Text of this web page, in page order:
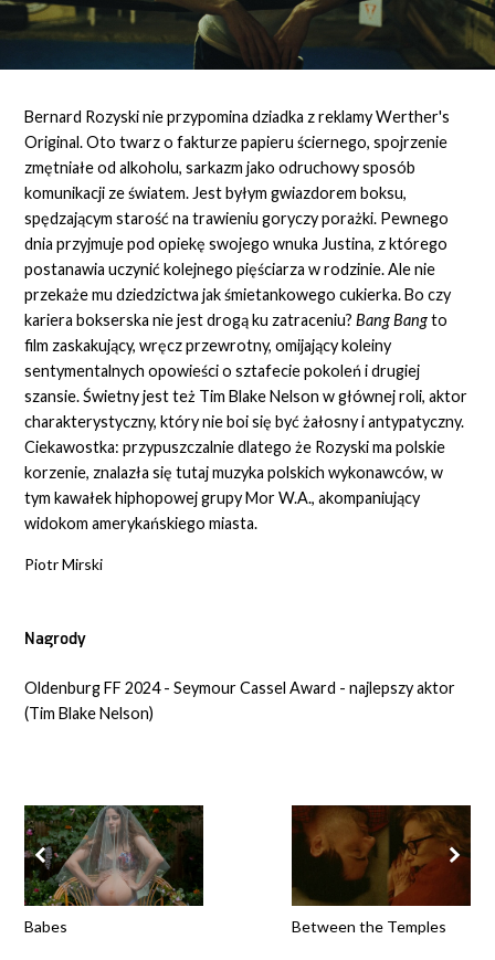
Babes Between the Temples
Bernard Rozyski nie przypomina dziadka z reklamy Werther's
Original. Oto twarz o fakturze papieru ściernego, spojrzenie
zmętniałe od alkoholu, sarkazm jako odruchowy sposób
komunikacji ze światem. Jest byłym gwiazdorem boksu,
spędzającym starość na trawieniu goryczy porażki. Pewnego
dnia przyjmuje pod opiekę swojego wnuka Justina, z którego
postanawia uczynić kolejnego pięściarza w rodzinie. Ale nie
przekaże mu dziedzictwa jak śmietankowego cukierka. Bo czy
kariera bokserska nie jest drogą ku zatraceniu?Bang Bangto
film zaskakujący, wręcz przewrotny, omijający koleiny
sentymentalnych opowieści o sztafecie pokoleń i drugiej
szansie. Świetny jest też Tim Blake Nelson w głównej roli, aktor
charakterystyczny, który nie boi się być żałosny i antypatyczny.
Ciekawostka: przypuszczalnie dlatego że Rozyski ma polskie
korzenie, znalazła się tutaj muzyka polskich wykonawców, w
tym kawałek hiphopowej grupy Mor W.A., akompaniujący
widokom amerykańskiego miasta.
Piotr Mirski
Nagrody
Oldenburg FF 2024 - Seymour Cassel Award - najlepszy aktor
(Tim Blake Nelson)